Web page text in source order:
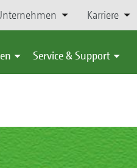
Karriere
Service & Support